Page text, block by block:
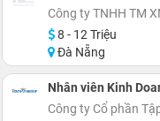
Công ty TNHH TM
8 - 12 Triệu
Đà Nẵng
Nhân viên Kinh
Công ty Cổ phần